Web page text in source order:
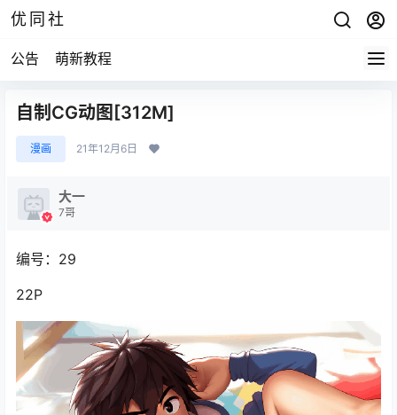
优同社
公告 萌新教程
自制CG动图[312M]
漫画 21年12月6日
大一
7哥
编号：29
22P